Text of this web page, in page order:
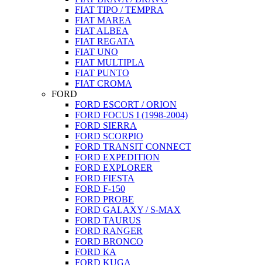
FIAT TIPO / TEMPRA
FIAT MAREA
FIAT ALBEA
FIAT REGATA
FIAT UNO
FIAT MULTIPLA
FIAT PUNTO
FIAT CROMA
FORD
FORD ESCORT / ORION
FORD FOCUS I (1998-2004)
FORD SIERRA
FORD SCORPIO
FORD TRANSIT CONNECT
FORD EXPEDITION
FORD EXPLORER
FORD FIESTA
FORD F-150
FORD PROBE
FORD GALAXY / S-MAX
FORD TAURUS
FORD RANGER
FORD BRONCO
FORD КА
FORD KUGA